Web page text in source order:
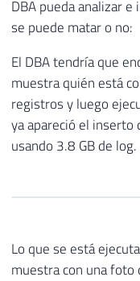
DBA pueda analizar
se puede matar o no:
El DBA tendría que
muestra quién está
registros y luego
ya apareció el inserto
usando 3.8 GB de log.
Lo que se está
muestra con una foto